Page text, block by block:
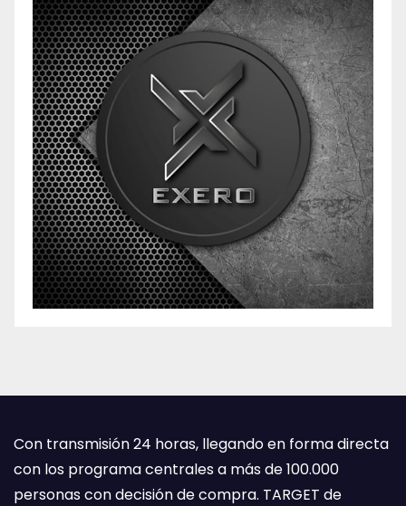
Con transmisión 24 horas, llegando en forma directa
con los programa centrales a más de 100.000
personas con decisión de compra. TARGET de